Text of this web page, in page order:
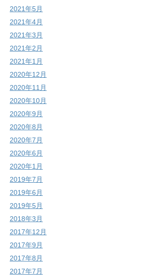
2021年5月
2021年4月
2021年3月
2021年2月
2021年1月
2020年12月
2020年11月
2020年10月
2020年9月
2020年8月
2020年7月
2020年6月
2020年1月
2019年7月
2019年6月
2019年5月
2018年3月
2017年12月
2017年9月
2017年8月
2017年7月